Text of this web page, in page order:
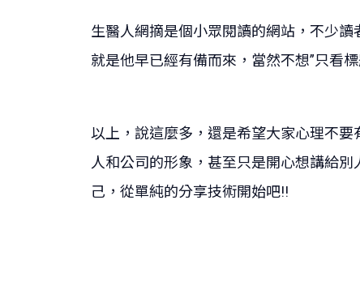
生醫人網摘是個小眾閱讀的網站，不少
就是他早已經有備而來，當然不想”只看
以上，說這麼多，還是希望大家心理不
人和公司的形象，甚至只是開心想講給
己，從單純的分享技術開始吧!!